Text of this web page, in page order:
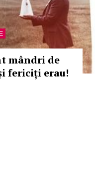
mândri de
fericiți erau!